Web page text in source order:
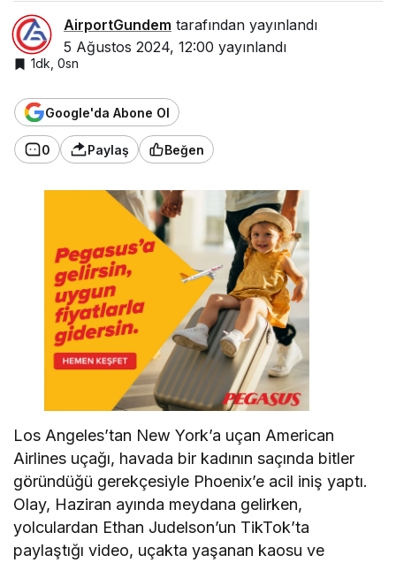
AirportGundem tarafından yayınlandı
5 Ağustos 2024, 12:00 yayınlandı
1dk, 0sn
Google'da Abone Ol
0 Paylaş Beğen
Los Angeles’tan New York’a uçan American
Airlines uçağı, havada bir kadının saçında bitler
göründüğü gerekçesiyle Phoenix’e acil iniş yaptı.
Olay, Haziran ayında meydana gelirken,
yolculardan Ethan Judelson’un TikTok’ta
paylaştığı video, uçakta yaşanan kaosu ve